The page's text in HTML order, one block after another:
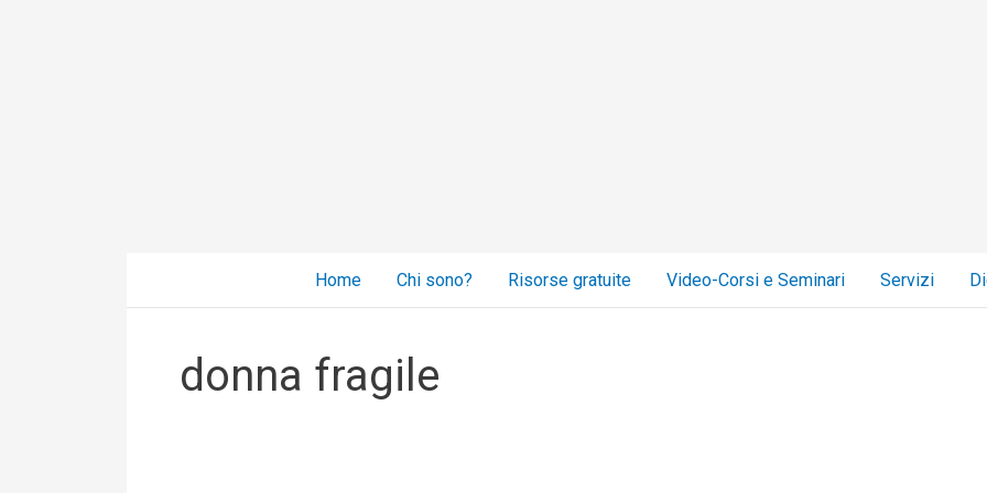
Home Chi sono? Risorse gratuite Video-Corsi e Seminari Servizi
donna fragile